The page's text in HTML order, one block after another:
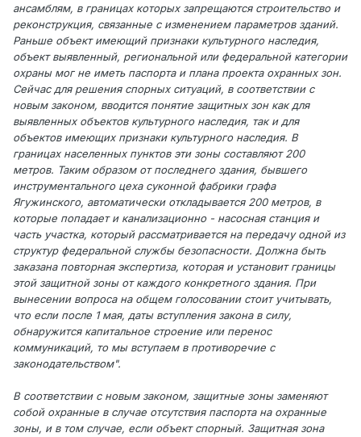
ансамблям, в границах которых запрещаются строительство и
реконструкция, связанные с изменением параметров зданий.
Раньше объект имеющий признаки культурного наследия,
объект выявленный, региональной или федеральной категории
охраны мог не иметь паспорта и плана проекта охранных зон.
Сейчас для решения спорных ситуаций, в соответствии с
новым законом, вводится понятие защитных зон как для
выявленных объектов культурного наследия, так и для
объектов имеющих признаки культурного наследия. В
границах населенных пунктов эти зоны составляют 200
метров. Таким образом от последнего здания, бывшего
инструментального цеха суконной фабрики графа
Ягужинского, автоматически откладывается 200 метров, в
которые попадает и канализационно - насосная станция и
часть участка, который рассматривается на передачу одной из
структур федеральной службы безопасности. Должна быть
заказана повторная экспертиза, которая и установит границы
этой защитной зоны от каждого конкретного здания. При
вынесении вопроса на общем голосовании стоит учитывать,
что если после 1 мая, даты вступления закона в силу,
обнаружится капитальное строение или перенос
коммуникаций, то мы вступаем в противоречие с
законодательством".
В соответствии с новым законом, защитные зоны заменяют
собой охранные в случае отсутствия паспорта на охранные
зоны, и в том случае, если объект спорный. Защитная зона